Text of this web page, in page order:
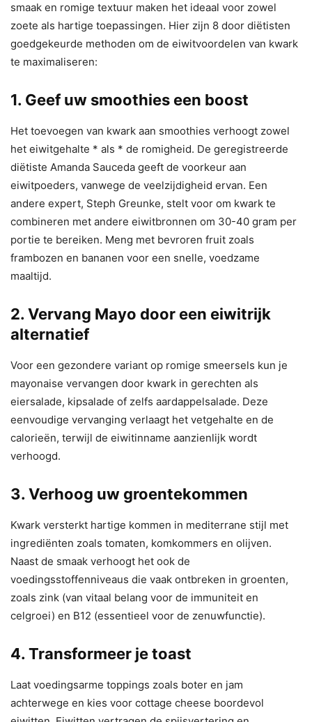
smaak en romige textuur maken het ideaal voor zowel
zoete als hartige toepassingen. Hier zijn 8 door diëtisten
goedgekeurde methoden om de eiwitvoordelen van kwark
te maximaliseren:
1. Geef uw smoothies een boost
Het toevoegen van kwark aan smoothies verhoogt zowel
het eiwitgehalte * als * de romigheid. De geregistreerde
diëtiste Amanda Sauceda geeft de voorkeur aan
eiwitpoeders, vanwege de veelzijdigheid ervan. Een
andere expert, Steph Greunke, stelt voor om kwark te
combineren met andere eiwitbronnen om 30-40 gram per
portie te bereiken. Meng met bevroren fruit zoals
frambozen en bananen voor een snelle, voedzame
maaltijd.
2. Vervang Mayo door een eiwitrijk
alternatief
Voor een gezondere variant op romige smeersels kun je
mayonaise vervangen door kwark in gerechten als
eiersalade, kipsalade of zelfs aardappelsalade. Deze
eenvoudige vervanging verlaagt het vetgehalte en de
calorieën, terwijl de eiwitinname aanzienlijk wordt
verhoogd.
3. Verhoog uw groentekommen
Kwark versterkt hartige kommen in mediterrane stijl met
ingrediënten zoals tomaten, komkommers en olijven.
Naast de smaak verhoogt het ook de
voedingsstoffenniveaus die vaak ontbreken in groenten,
zoals zink (van vitaal belang voor de immuniteit en
celgroei) en B12 (essentieel voor de zenuwfunctie).
4. Transformeer je toast
Laat voedingsarme toppings zoals boter en jam
achterwege en kies voor cottage cheese boordevol